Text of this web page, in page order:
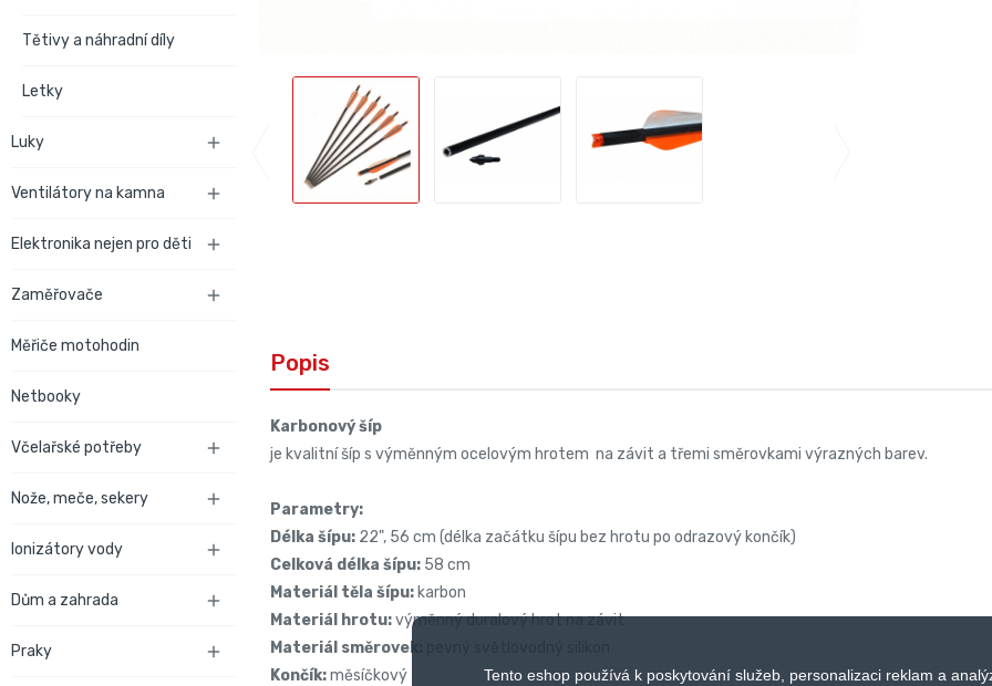
Tento eshop používá k poskytování služeb, personalizaci reklam a
Tětivy a náhradní díly
Letky
Luky 
Ventilátory na kamna 
Elektronika nejen pro děti 
Zaměřovače 
Měřiče motohodin
Netbooky
Včelařské potřeby 
Nože, meče, sekery 
Ionizátory vody 
Dům a zahrada 
Praky 
Popis
Karbonový šíp
je kvalitní šíp s výměnným ocelovým hrotem na závit a třemi směrovkami výrazných barev.
Parametry:
Délka šípu: 22", 56 cm (délka začátku šípu bez hrotu po odrazový končík)
Celková délka šípu: 58 cm
Materiál těla šípu: karbon
Materiál hrotu:výměnný duralový hrot na závit
Materiál směrovek:
Končík:měsíčkový